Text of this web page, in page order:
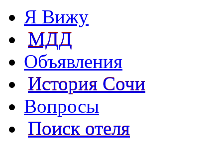
Я Вижу
МДД
Объявления
История Сочи
Вопросы
Поиск отеля